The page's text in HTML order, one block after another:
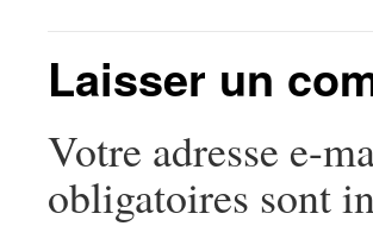
Laisser un
Votre adresse e-
obligatoires sont